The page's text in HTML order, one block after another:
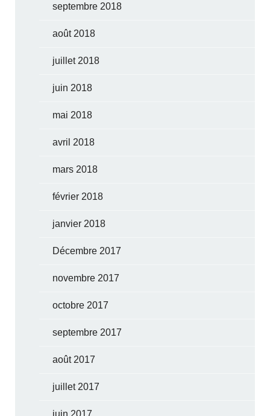
septembre 2018
août 2018
juillet 2018
juin 2018
mai 2018
avril 2018
mars 2018
février 2018
janvier 2018
Décembre 2017
novembre 2017
octobre 2017
septembre 2017
août 2017
juillet 2017
juin 2017